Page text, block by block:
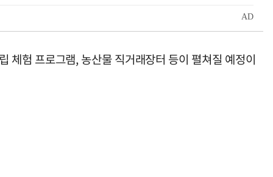
체험 프로그램, 농산물 직거래장터 등이 펼쳐질 예정이